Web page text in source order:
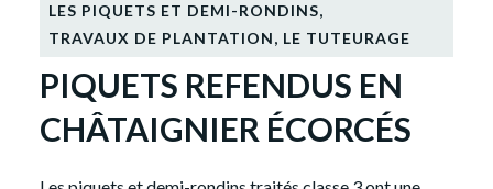
LES PIQUETS ET DEMI-RONDINS,
TRAVAUX DE PLANTATION, LE TUTEURAGE
PIQUETS REFENDUS EN
CHÂTAIGNIER ÉCORCÉS